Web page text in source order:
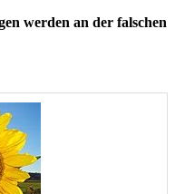
werden an der falschen